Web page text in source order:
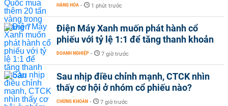
HÀNG HÓA - 1 phút trước
Điện Máy Xanh muốn phát hành cổ
phiếu với tỷ lệ 1:1 để tăng thanh khoản
DOANH NGHIỆP - 7 giờ trước
Sau nhịp điều chỉnh mạnh, CTCK nhìn
thấy cơ hội ở nhóm cổ phiếu nào?
CHỨNG KHOÁN - 7 giờ trước